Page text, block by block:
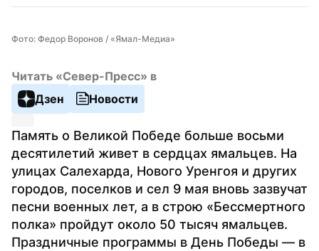
Фото: Федор Воронов / «Ямал-Медиа»
Читать «Север-Пресс» в
Дзен
Новости
Память о Великой Победе больше восьми
десятилетий живет в сердцах ямальцев. На
улицах Салехарда, Нового Уренгоя и других
городов, поселков и сел 9 мая вновь зазвучат
песни военных лет, а в строю «Бессмертного
полка» пройдут около 50 тысяч ямальцев.
Праздничные программы в День Победы — в